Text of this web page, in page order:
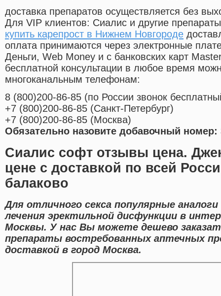
доставка препаратов осуществляется без
Для VIP клиентов: Сиалис и другие
купить карепрост в Нижнем Новгороде
оплата принимаются через электронные
Деньги, Web Money и с банковских карт
бесплатной консультации в любое время
многоканальным телефонам:
8 (800)200-86-85 (по России звонок
+7 (800)200-86-85 (Санкт-Петербург)
+7 (800)200-86-85 (Москва)
Обязательно назовите добавочный номер:
Сиалис софт отзывы цена.
цене с доставкой по всей
балаково
Для отличного секса популярные
лечения эректильной дисфункции в
Москвы. У нас Вы можете дешево
препараты востребованных аптечных
доставкой в город Москва.